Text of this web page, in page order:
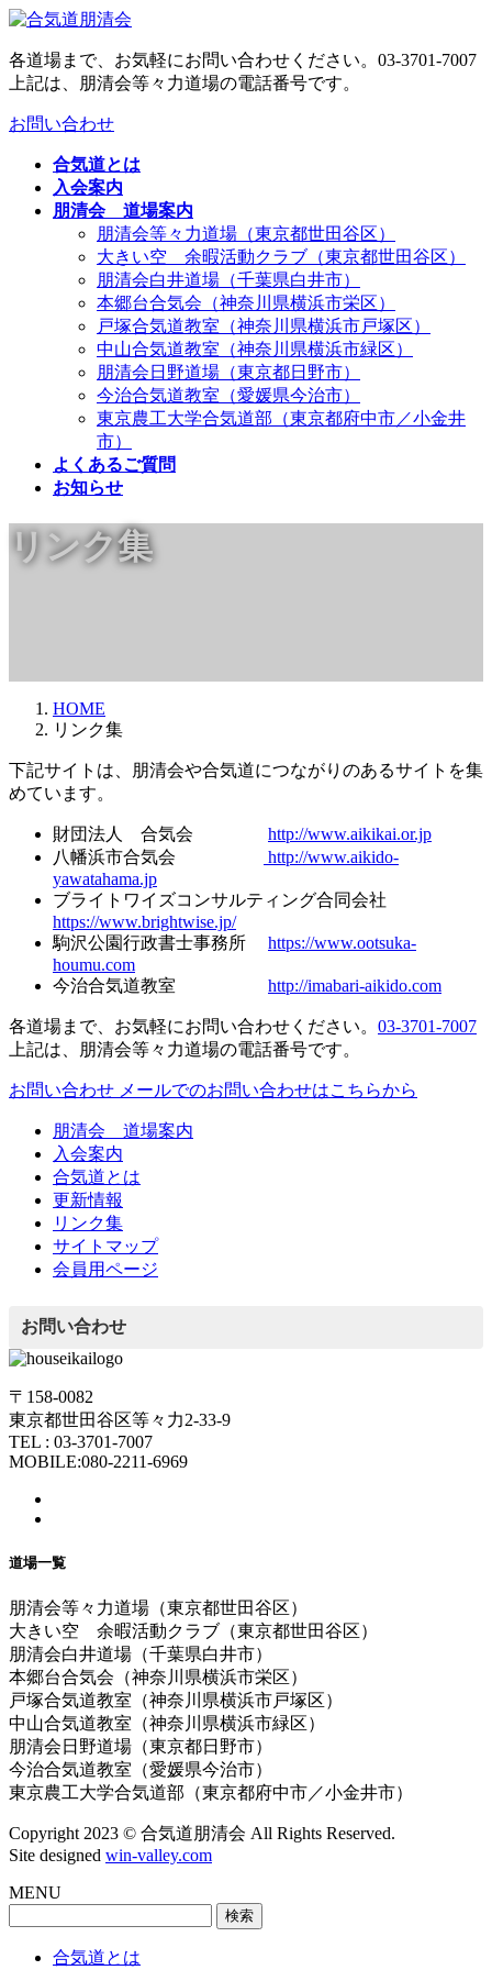
コ
テ
ン
へ
ナ
ゲ
ー
ョ
各道場まで、お気軽にお問い合わせください。 03-3701-7007
上記は、朋清会等々力道場の電話番号です。
お問い合わせ
合気道とは
入会案内
朋清会 道場案内
朋清会等々力道場（東京都世田谷区）
大きい空 余暇活動クラブ（東京都世田谷区）
朋清会白井道場（千葉県白井市）
本郷台合気会（神奈川県横浜市栄区）
戸塚合気道教室（神奈川県横浜市戸塚区）
中山合気道教室（神奈川県横浜市緑区）
朋清会日野道場（東京都日野市）
今治合気道教室（愛媛県今治市）
東京農工大学合気道部（東京都府中市／小金井
市）
よくあるご質問
お知らせ
リンク集
HOME
リンク集
下記サイトは、朋清会や合気道につながりのあるサイトを集
めています。
財団法人 合気会 http://www.aikikai.or.jp
八幡浜市合気会
http://www.aikido-
yawatahama.jp
ブライトワイズコンサルティング合同会社
https://www.brightwise.jp/
駒沢公園行政書士事務所 https://www.ootsuka-
houmu.com
今治合気道教室 http://imabari-aikido.com
各道場まで、お気軽にお問い合わせください。 03-3701-7007
上記は、朋清会等々力道場の電話番号です。
お問い合わせ メールでのお問い合わせはこちらから
朋清会 道場案内
入会案内
合気道とは
更新情報
リンク集
サイトマップ
会員用ページ
お問い合わせ
〒158-0082
東京都世田谷区等々力2-33-9
TEL : 03-3701-7007
MOBILE:080-2211-6969
道場一覧
朋清会等々力道場（東京都世田谷区）
大きい空 余暇活動クラブ（東京都世田谷区）
朋清会白井道場（千葉県白井市）
本郷台合気会（神奈川県横浜市栄区）
戸塚合気道教室（神奈川県横浜市戸塚区）
中山合気道教室（神奈川県横浜市緑区）
朋清会日野道場（東京都日野市）
今治合気道教室（愛媛県今治市）
東京農工大学合気道部（東京都府中市／小金井市）
Copyright 2023 © 合気道朋清会 All Rights Reserved.
Site designed win-valley.com
MENU
合気道とは